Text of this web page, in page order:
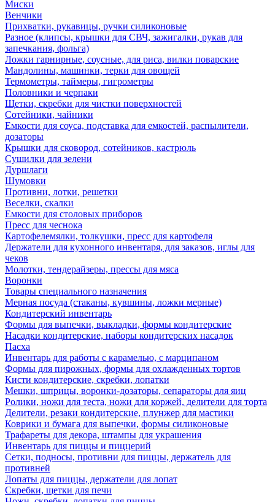
Миски
Венчики
Прихватки, рукавицы, ручки силиконовые
Разное (клипсы, крышки для СВЧ, зажигалки, рукав для
запечкания, фольга)
Ложки гарнирные, соусные, для риса, вилки поварские
Мандолины, машинки, терки для овощей
Термометры, таймеры, гигрометры
Половники и черпаки
Щетки, скребки для чистки поверхностей
Сотейники, чайники
Емкости для соуса, подставка для емкостей, распылители,
дозаторы
Крышки для сковород, сотейников, кастрюль
Сушилки для зелени
Дуршлаги
Шумовки
Противни, лотки, решетки
Веселки, скалки
Емкости для столовых приборов
Пресс для чеснока
Картофелемялки, толкушки, пресс для картофеля
Держатели для кухонного инвентаря, для заказов, иглы для
чеков
Молотки, тендерайзеры, прессы для мяса
Воронки
Товары специального назначения
Мерная посуда (стаканы, кувшины, ложки мерные)
Кондитерский инвентарь
Формы для выпечки, выкладки, формы кондитерские
Насадки кондитерские, наборы кондитерских насадок
Пасха
Инвентарь для работы с карамелью, с марципаном
Формы для пирожных, формы для охлажденных тортов
Кисти кондитерские, скребки, лопатки
Мешки, шприцы, воронки-дозаторы, сепараторы для яиц
Ролики, ножи для теста, ножи для коржей, делители для торта
Делители, резаки кондитерские, плунжер для мастики
Коврики и бумага для выпечки, формы силиконовые
Трафареты для декора, штампы для украшения
Инвентарь для пиццы и пиццерий
Сетки, подносы, противни для пиццы, держатель для
противней
Лопаты для пиццы, держатели для лопат
Скребки, щетки для печи